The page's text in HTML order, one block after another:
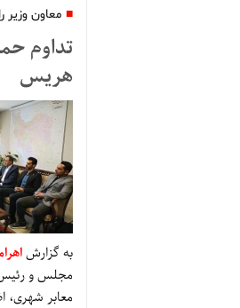
معاون وزیر
تداوم
هریس
به گزارش
مجلس و رئیس
معابر شهری،